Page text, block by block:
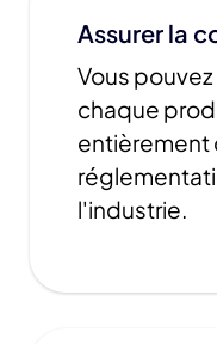
Assurer la
Vous
chaque
entièrement
l'industrie.